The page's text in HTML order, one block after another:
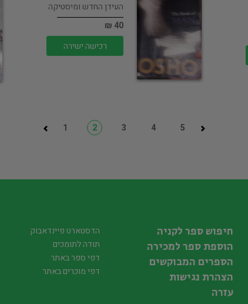
העידן החדש ומיסטיקה
40 ₪
רכישה ישירה
1 2 3 4 5
חיפוש ספר לקניה
הוספת ספר למכירה
הספרים המבוקשים
הצהרת נגישות
עזרה
הדסטארט פיינדאבוק
תודה לתומכים
דפי ספר באתר
דפי מוכרים באתר